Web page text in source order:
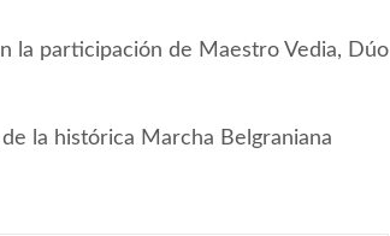
la participación de Maestro Vedia, Dúo
la histórica Marcha Belgraniana